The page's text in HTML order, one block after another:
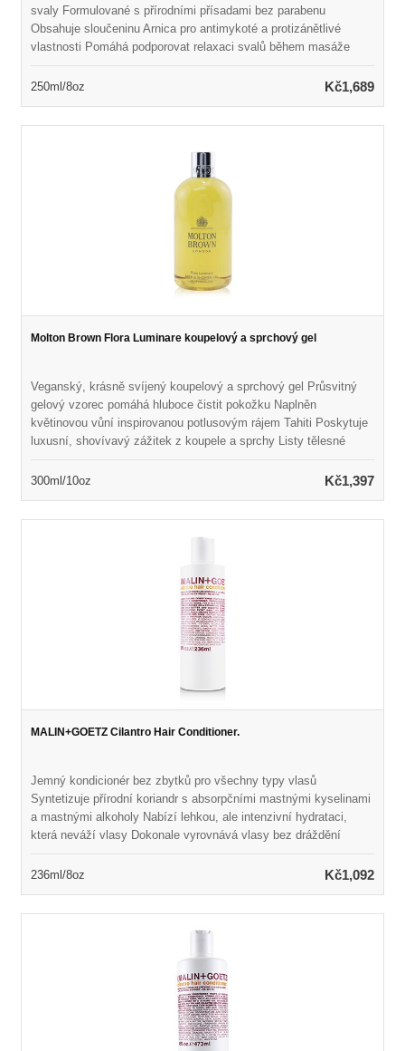
svaly Formulované s přírodními přísadami bez parabenu
Obsahuje sloučeninu Arnica pro antimykoté a protizánětlivé
vlastnosti Pomáhá podporovat relaxaci svalů během masáže
napjaté a unavené svaly Vonné osvěžující a revitalizační vůní
250ml/8oz Kč1,689
Molton Brown Flora Luminare koupelový a sprchový gel
Veganský, krásně svíjený koupelový a sprchový gel Průsvitný
gelový vzorec pomáhá hluboce čistit pokožku Naplněn
květinovou vůní inspirovanou potlusovým rájem Tahiti Poskytuje
luxusní, shovívavý zážitek z koupele a sprchy Listy tělesné
pleti Bez lepku, ftalátu a parabenů, bez krutosti
300ml/10oz Kč1,397
MALIN+GOETZ Cilantro Hair Conditioner.
Jemný kondicionér bez zbytků pro všechny typy vlasů
Syntetizuje přírodní koriandr s absorpčními mastnými kyselinami
a mastnými alkoholy Nabízí lehkou, ale intenzivní hydrataci,
která neváží vlasy Dokonale vyrovnává vlasy bez dráždění
a zdravě vypadající Naplněno přirozenou vůní a barvou Vhodné
236ml/8oz Kč1,092